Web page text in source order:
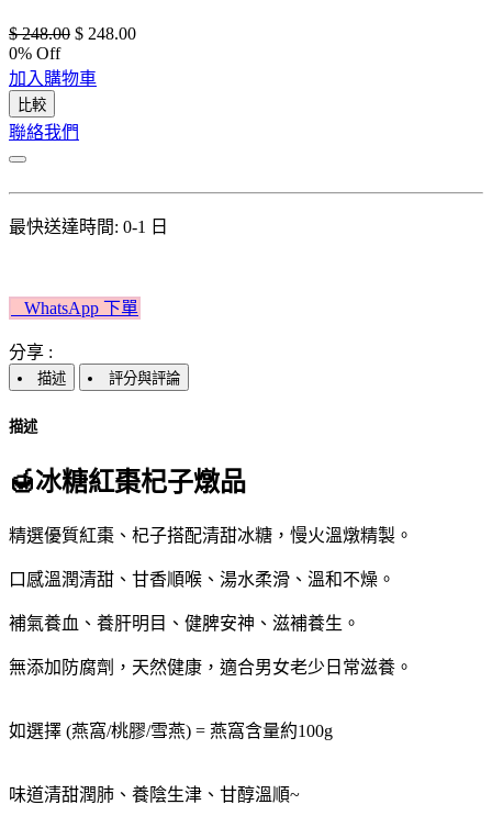
$248.00 $ 248.00
0% Off
加入購物車
比較
聯絡我們
最快送達時間: 0-1 日
W​​hatsApp 下單​​​​​​
分享 :
描述 評分與評論
描述
🍯冰糖紅棗杞子燉品
精選優質紅棗、杞子搭配清甜冰糖，慢火溫燉精製。
口感溫潤清甜、甘香順喉、湯水柔滑、溫和不燥。
補氣養血、養肝明目、健脾安神、滋補養生。
無添加防腐劑，天然健康，適合男女老少日常滋養。
如選擇 (燕窩/桃膠/雪燕) = 燕窩含量約100g
味道清甜潤肺、養陰生津、甘醇溫順~